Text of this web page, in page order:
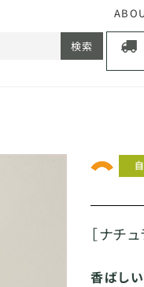
検索
［ナチ
香ばし